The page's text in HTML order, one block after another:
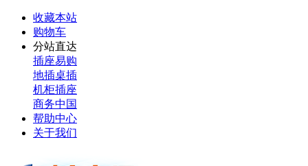
收藏本站
购物车
分站直达
插座易购
地插桌插
机柜插座
商务中国
帮助中心
关于我们